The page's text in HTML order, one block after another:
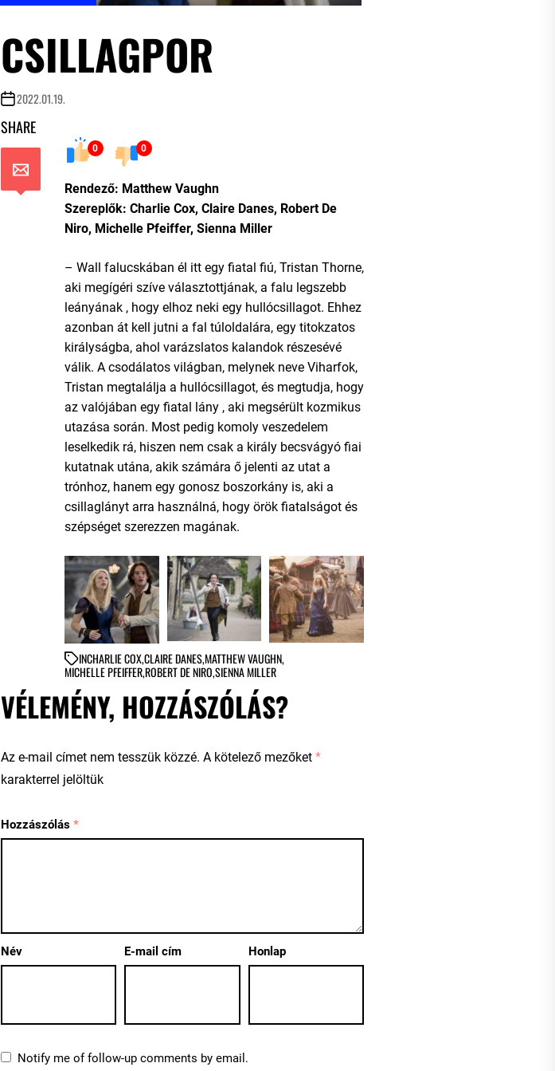
CSILLAGPOR
2022.01.19.
SHARE
0 0
Rendező: Matthew Vaughn
Szereplők: Charlie Cox, Claire Danes, Robert De
Niro, Michelle Pfeiffer, Sienna Miller
– Wall falucskában él itt egy fiatal fiú, Tristan Thorne,
aki megígéri szíve választottjának, a falu legszebb
leányának , hogy elhoz neki egy hullócsillagot. Ehhez
azonban át kell jutni a fal túloldalára, egy titokzatos
királyságba, ahol varázslatos kalandok részesévé
válik. A csodálatos világban, melynek neve Viharfok,
Tristan megtalálja a hullócsillagot, és megtudja, hogy
az valójában egy fiatal lány , aki megsérült kozmikus
utazása során. Most pedig komoly veszedelem
leselkedik rá, hiszen nem csak a király becsvágyó fiai
kutatnak utána, akik számára ő jelenti az utat a
trónhoz, hanem egy gonosz boszorkány is, aki a
csillaglányt arra használná, hogy örök fiatalságot és
szépséget szerezzen magának.
INCHARLIE COX,CLAIRE DANES,MATTHEW VAUGHN,
MICHELLE PFEIFFER,ROBERT DE NIRO,SIENNA MILLER
VÉLEMÉNY, HOZZÁSZÓLÁS?
Az e-mail címet nem tesszük közzé. A kötelező mezőket *
karakterrel jelöltük
Hozzászólás *
Név E-mail cím Honlap
Notify me of follow-up comments by email.